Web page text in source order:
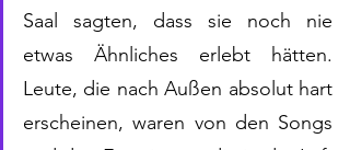
Saal sagten, dass sie noch nie
etwas Ähnliches erlebt hätten.
Leute, die nach Außen absolut hart
erscheinen, waren von den Songs